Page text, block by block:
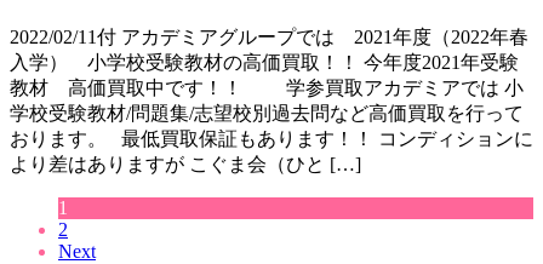
2022/02/11付 アカデミアグループでは 2021年度（2022年春
入学） 小学校受験教材の高価買取！！ 今年度2021年受験
教材 高価買取中です！！ 学参買取アカデミアでは 小
学校受験教材/問題集/志望校別過去問など高価買取を行って
おります。 最低買取保証もあります！！ コンディションに
より差はありますが こぐま会（ひと […]
1
2
Next